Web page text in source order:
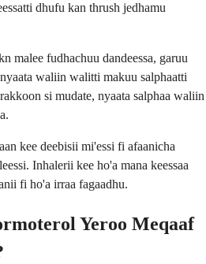
dhufu kan thrush jedhamu
malee fudhachuu dandeessa, garuu
waliin walitti makuu salphaatti
si mudate, nyaata salphaa waliin
kee deebisii mi'essi fi afaanicha
Inhalerii kee ho'a mana keessaa
fi ho'a irraa fagaadhu.
Yeroo Meqaaf